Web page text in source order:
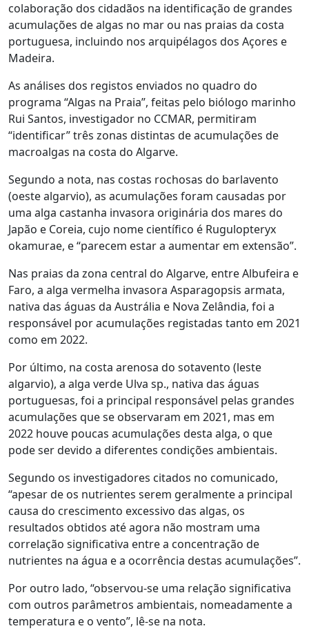
colaboração dos cidadãos na identificação de grandes
acumulações de algas no mar ou nas praias da costa
portuguesa, incluindo nos arquipélagos dos Açores e
Madeira.
As análises dos registos enviados no quadro do
programa “Algas na Praia”, feitas pelo biólogo marinho
Rui Santos, investigador no CCMAR, permitiram
“identificar” três zonas distintas de acumulações de
macroalgas na costa do Algarve.
Segundo a nota, nas costas rochosas do barlavento
(oeste algarvio), as acumulações foram causadas por
uma alga castanha invasora originária dos mares do
Japão e Coreia, cujo nome científico é Rugulopteryx
okamurae, e “parecem estar a aumentar em extensão”.
Nas praias da zona central do Algarve, entre Albufeira e
Faro, a alga vermelha invasora Asparagopsis armata,
nativa das águas da Austrália e Nova Zelândia, foi a
responsável por acumulações registadas tanto em 2021
como em 2022.
Por último, na costa arenosa do sotavento (leste
algarvio), a alga verde Ulva sp., nativa das águas
portuguesas, foi a principal responsável pelas grandes
acumulações que se observaram em 2021, mas em
2022 houve poucas acumulações desta alga, o que
pode ser devido a diferentes condições ambientais.
Segundo os investigadores citados no comunicado,
“apesar de os nutrientes serem geralmente a principal
causa do crescimento excessivo das algas, os
resultados obtidos até agora não mostram uma
correlação significativa entre a concentração de
nutrientes na água e a ocorrência destas acumulações”.
Por outro lado, “observou-se uma relação significativa
com outros parâmetros ambientais, nomeadamente a
temperatura e o vento”, lê-se na nota.